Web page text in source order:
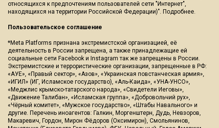
относящихся к предпочтениям пользователей сети "Интернет",
находящихся на территории Российской Федерации)". Подробнее.
Пользовательское соглашение
*Meta Platforms признана экстремистской организацией, её
деятельность в России запрещена, а также принадлежащие ей
социальные сети Facebook и Instagram так же запрещены в России.
Экстремистские и террористические организации, запрещенные в РФ:
«АУЕ», «Правый сектор», «Азов», «Украинская повстанческая армия»,
«ИГИЛ» (ИГ, Исламское государство), «Аль-Каида», «УНА-УНСО»,
«Меджлис крымско-татарского народа», «Свидетели Иеговы»,
«Движение Талибан», «Исламская группа», «Добровольчий рух»,
«Чёрный комитет», «Мужское государство», «Штабы Навального» и
другие. Перечень иноагентов: Галкин, Моргенштерн, Дудь, Невзоров,
Макаревич, Гордон, Мирон Фёдоров (Оксимирон), Смольянинов,